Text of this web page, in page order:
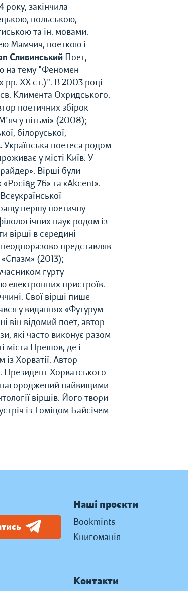
закінчила
польською,
та ін. мовами.
Мамчич, поеткою і
Сливинський Поет,
на тему "Феномен
рр. ХХ ст.)". В 2003 році
св. Климента Охридського.
поетичних збірок
у пітьмі» (2008);
білоруської,
Українська поетеса родом
у місті Київ. У
Вірші були
76» та «Akcent».
першу поетичну
наук родом із
вірші в середині
неодноразово представляв
(2013);
гурту
електронних пристроїв.
Свої вірші пише
у виданнях «Футурум
він відомий поет, автор
які часто виконує разом
міста Прешов, де і
Хорватії. Автор
Хорватського
нагороджений найвищими
віршів. Його твори
із Томіцом Байсічем
Наші проєкти
Bookmints
Книгоманія
Контакти